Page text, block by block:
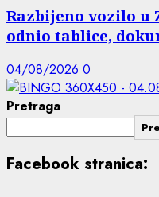
Razbijeno vozilo u
odnio tablice,
04/08/2026 0
Pretraga
Facebook stranica: